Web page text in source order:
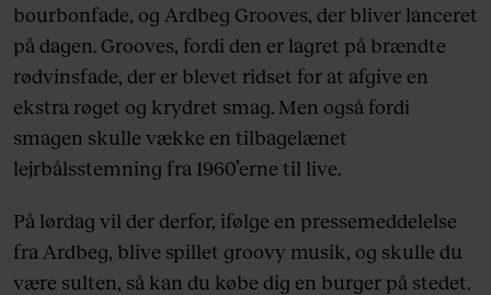
bourbonfade, og Ardbeg Grooves, der bliver lanceret
på dagen. Grooves, fordi den er lagret på brændte
rødvinsfade, der er blevet ridset for at afgive en
ekstra røget og krydret smag. Men også fordi
smagen skulle vække en tilbagelænet
lejrbålsstemning fra 1960’erne til live.
På lørdag vil der derfor, ifølge en pressemeddelelse
fra Ardbeg, blive spillet groovy musik, og skulle du
være sulten, så kan du købe dig en burger på stedet.